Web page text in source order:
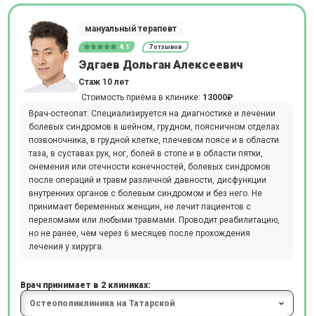
мануальный терапевт
4.1 7 отзывов
Эдгаев Дольган Алексеевич
Стаж 10 лет
Стоимость приёма в клинике: 13000₽
Врач-остеопат. Специализируется на диагностике и лечении
болевых синдромов в шейном, грудном, поясничном отделах
позвоночника, в грудной клетке, плечевом поясе и в области
таза, в суставах рук, ног, болей в стопе и в области пятки,
онемения или отечности конечностей, болевых синдромов
после операций и травм различной давности, дисфункции
внутренних органов с болевым синдромом и без него. Не
принимает беременных женщин, не лечит пациентов с
переломами или любыми травмами. Проводит реабилитацию,
но не ранее, чем через 6 месяцев после прохождения
лечения у хирурга.
Врач принимает в 2 клиниках: